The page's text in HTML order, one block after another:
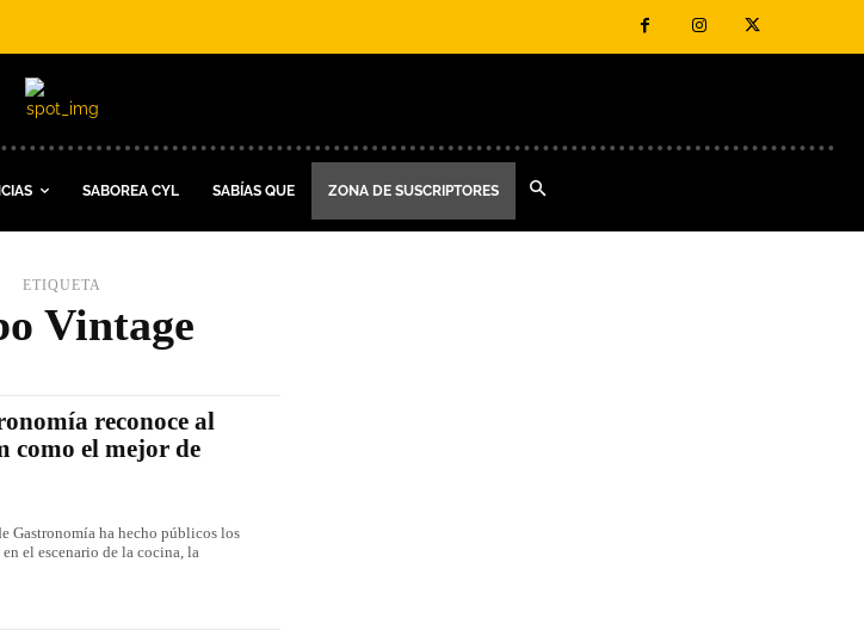
SABOREA CYL SABÍAS QUE ZONA DE SUSCRIPTORES
ETIQUETA
Vintage
reconoce al
como el mejor de
Gastronomía ha hecho públicos los
en el escenario de la cocina, la